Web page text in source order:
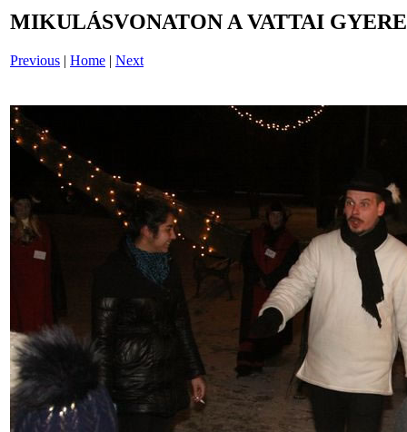
MIKULÁSVONATON A VATTAI
Previous | Home | Next